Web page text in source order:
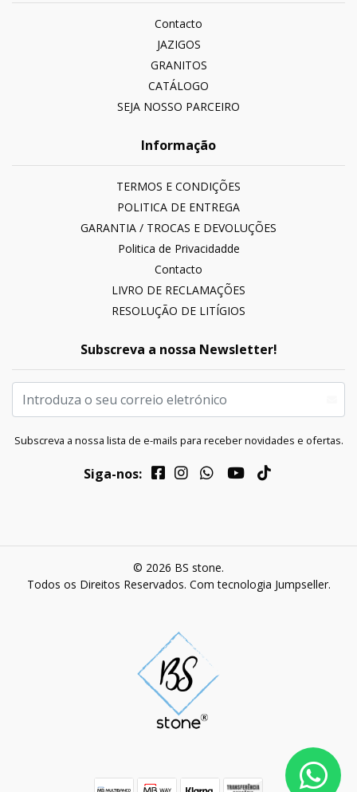
Contacto
JAZIGOS
GRANITOS
CATÁLOGO
SEJA NOSSO PARCEIRO
Informação
TERMOS E CONDIÇÕES
POLITICA DE ENTREGA
GARANTIA / TROCAS E DEVOLUÇÕES
Politica de Privacidadde
Contacto
LIVRO DE RECLAMAÇÕES
RESOLUÇÃO DE LITÍGIOS
Subscreva a nossa Newsletter!
Subscreva a nossa lista de e-mails para receber novidades e ofertas.
Siga-nos:
© 2026 BS stone.
Todos os Direitos Reservados. Com tecnologia Jumpseller.